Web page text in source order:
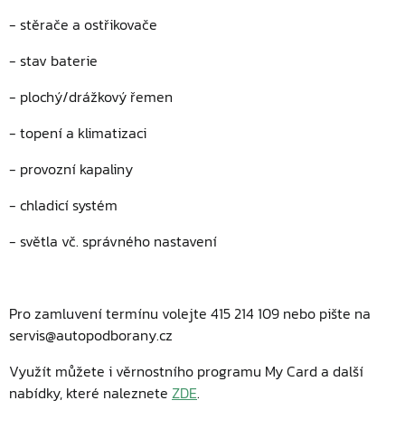
- stěrače a ostřikovače
- stav baterie
- plochý/drážkový řemen
- topení a klimatizaci
- provozní kapaliny
- chladicí systém
- světla vč. správného nastavení
Pro zamluvení termínu volejte 415 214 109 nebo pište na
servis@autopodborany.cz
Využít můžete i věrnostního programu My Card a další
nabídky, které naleznete ZDE.